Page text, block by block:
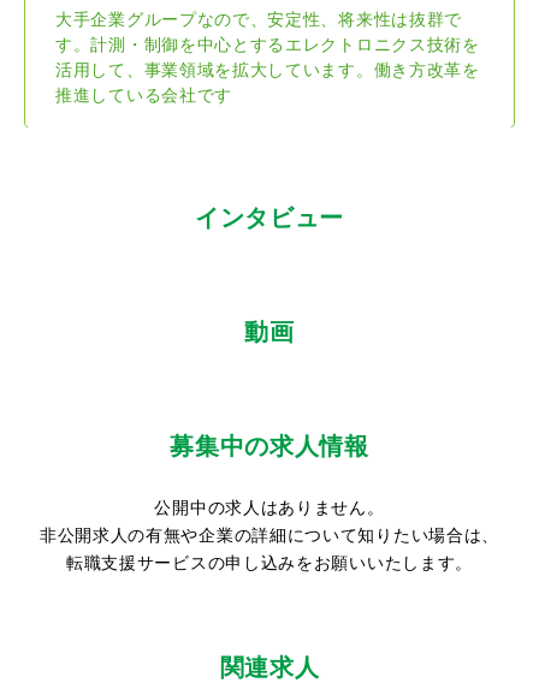
大手企業グループなので、安定性、将来性は抜群で
す。計測・制御を中心とするエレクトロニクス技術を
活用して、事業領域を拡大しています。働き方改革を
推進している会社です
インタビュー
動画
募集中の求人情報
公開中の求人はありません。
非公開求人の有無や企業の詳細について知りたい場合は、
転職支援サービスの申し込みをお願いいたします。
関連求人